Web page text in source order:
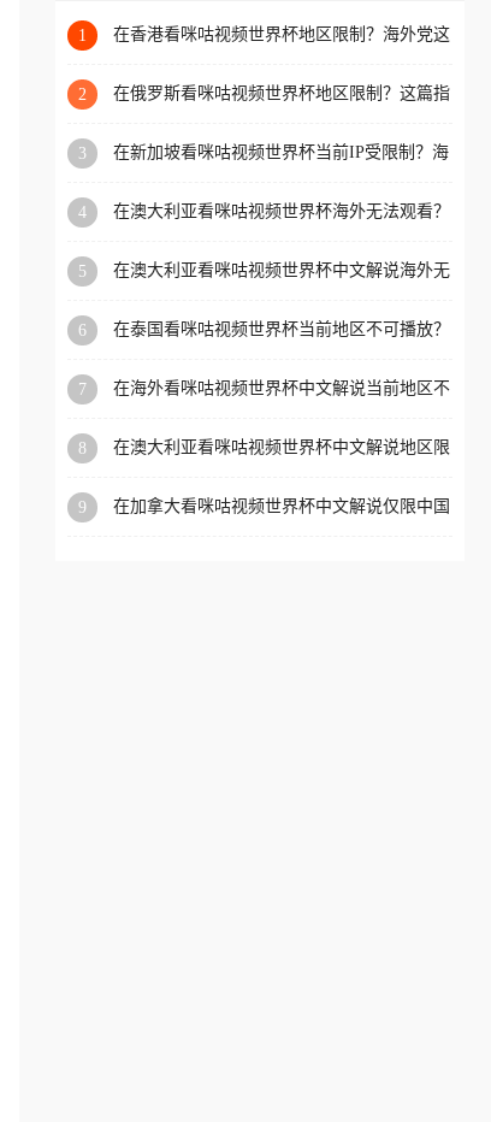
区工作、留学、定居等，都
权限制所困扰。
回国加速器，即可解决「海
版权限制」的问题，无论人
国、加拿大、澳大利亚、欧
学、定居等，都可以使用，
扰。
1
在香港看咪咕视频世界杯地区限制？海外党这
2
在俄罗斯看咪咕视频世界杯地区限制？这篇指
3
在新加坡看咪咕视频世界杯当前IP受限制？海
4
在澳大利亚看咪咕视频世界杯海外无法观看？
5
在澳大利亚看咪咕视频世界杯中文解说海外无
6
在泰国看咪咕视频世界杯当前地区不可播放？
7
在海外看咪咕视频世界杯中文解说当前地区不
8
在澳大利亚看咪咕视频世界杯中文解说地区限
9
在加拿大看咪咕视频世界杯中文解说仅限中国